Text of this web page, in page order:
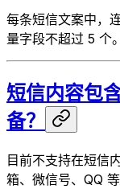
每条短信文案中，
量字段不超过 5 个。
短信内容包
备？
目前不支持在短信
箱、微信号、QQ 等